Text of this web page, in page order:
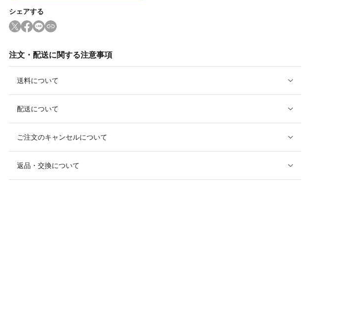
シェアする
注文・配送に関する注意事項
送料について
配送について
ご注文のキャンセルについて
返品・交換について